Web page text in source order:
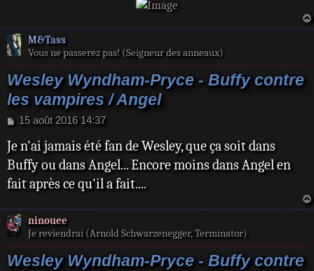
M&Tass
Vous ne passerez pas! (Seigneur des anneaux)
Wesley Wyndham-Pryce - Buffy contre
les vampires / Angel
M
s
a
g
15 août 2016 14:37
Je n'ai jamais été fan de Wesley, que ça soit dans
Buffy ou dans Angel... Encore moins dans Angel en
fait après ce qu'il a fait....
ninouee
Je reviendrai (Arnold Schwarzenegger, Terminator)
Wesley Wyndham-Pryce - Buffy contre